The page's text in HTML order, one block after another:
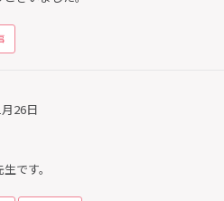
26日
です。